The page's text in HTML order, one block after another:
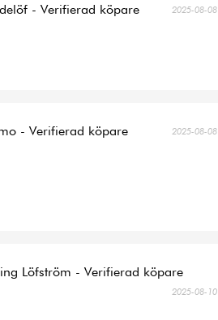
- Verifierad köpare 2025-08-08
- Verifierad köpare 2025-08-08
Löfström - Verifierad köpare
2025-08-10